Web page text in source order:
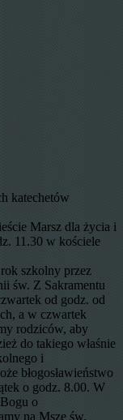
katechetów
Marsz dla życia i
11.30 w kościele
szkolny przez
św. Z Sakramentu
od godz. od
a w czwartek
rodziców, aby
do takiego właśnie
i
błogosławieństwo
o godz. 8.00. W
o
na Mszę św.